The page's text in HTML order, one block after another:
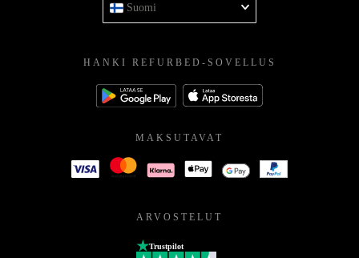
Suomi
HANKI REFURBED-SOVELLUS
MAKSUTAVAT
ARVOSTELUT
Trustpilot